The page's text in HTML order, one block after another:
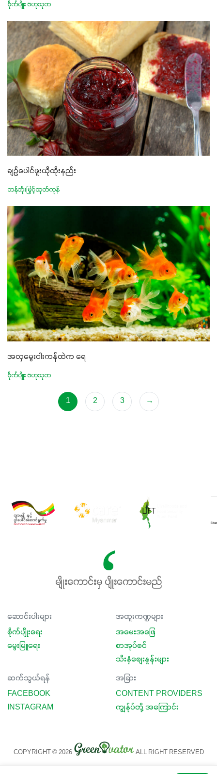
စိုက်ပျိုး ဗဟုသုတ
ချဥ်ပေါင်ဖူးယိုထိုးနည်း
တန်ဘိုးမြှင့်ထုတ်ကုန်
အလှမွေးငါးကန်ထဲက ရေ
စိုက်ပျိုး ဗဟုသုတ
1 2 3 →
မျိုးကောင်းမှ ပျိုးကောင်းမည်
ဆောင်းပါးများ
စိုက်ပျိုးရေး
မွေးမြူရေး
အထူးကဏ္ဍများ
အမေးအဖြေ
စာအုပ်စင်
သီးနှံစျေးနှုန်းများ
ဆက်သွယ်ရန်
FACEBOOK
INSTAGRAM
အခြား
CONTENT PROVIDERS
ကျွန်ုပ်တို့ အကြောင်း
COPYRIGHT © 2026 ALL RIGHT RESERVED